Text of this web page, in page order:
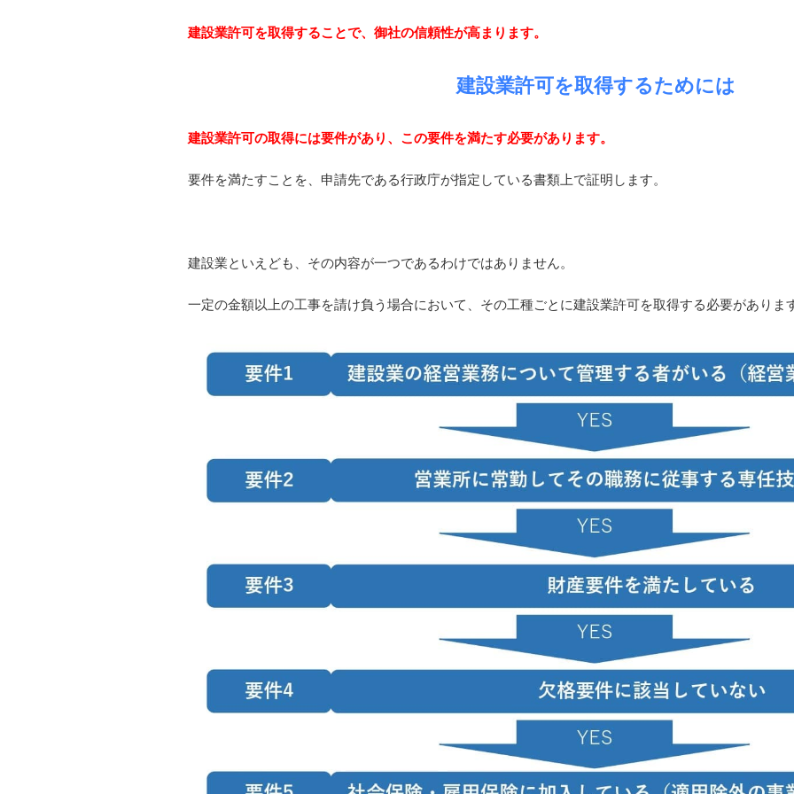
建設業許可を取得することで、御社の信頼性が高まります。
建設業許可を取得するためには
建設業許可の取得には要件があり、この要件を満たす必要があります。
要件を満たすことを、申請先である行政庁が指定している書類上で証明します。
建設業といえども、その内容が一つであるわけではありません。
一定の金額以上の工事を請け負う場合において、その工種ごとに建設業許可を取得する必要がありま